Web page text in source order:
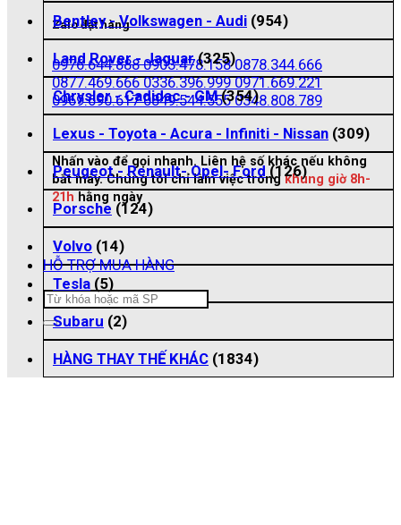
Zalo đặt hàng
0976.644.888 0903.478.158 0878.344.666
0877.469.666 0336.396.999 0971.669.221
0969.690.617 0849.544.555 0348.808.789
Nhấn vào để gọi nhanh. Liên hệ số khác nếu không
bắt máy. Chúng tôi chỉ làm việc trong khung giờ 8h-
21h hằng ngày
HỖ TRỢ MUA HÀNG
Tìm
kiếm:
Bentley - Volkswagen - Audi (954)
Land Rover - Jaguar (325)
Chrysler - Cadidac - GM (354)
Lexus - Toyota - Acura - Infiniti - Nissan (309)
Peugeot - Renault- Opel- Ford (126)
Porsche (124)
Volvo (14)
Tesla (5)
Subaru (2)
HÀNG THAY THẾ KHÁC (1834)